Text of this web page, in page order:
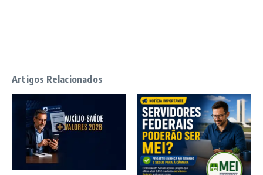
Artigos Relacionados